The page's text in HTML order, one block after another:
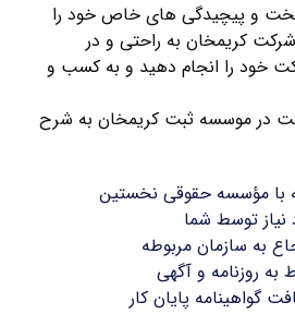
و پیچیدگی های خاص خود را
شرکت کریمخان به راحتی و در
خود را انجام دهید و به کسب و
۱۰۰ ثبت شرکت در موسسه ثبت کریمخان به شرح
با مؤسسه حقوقی نخستین
نیاز توسط شما
به سازمان مربوطه
به روزنامه و آگهی
گواهینامه پایان کار